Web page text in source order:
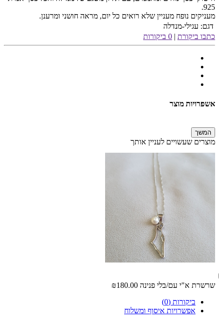
925.
מעניקים נופח מעניין שלא רואים כל יום, מראה חושני ומרענן.
דגם: עגילי-מנדלה
כתבו ביקורת | 0 ביקורות
אשפרויות מוצר
המשך
מוצרים שעשויים לעניין אותך
שרשרת א"י עם/בלי פנינה ₪180.00
ביקורות (0)
אפשרויות איסוף ומשלוח